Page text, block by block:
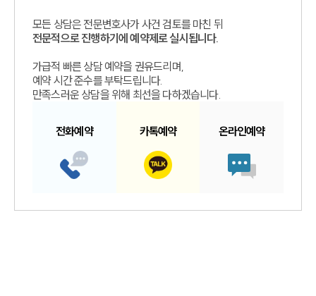
모든 상담은 전문변호사가 사건 검토를 마친 뒤
전문적으로 진행하기에 예약제로 실시됩니다.
가급적 빠른 상담 예약을 권유드리며,
예약 시간 준수를 부탁드립니다.
만족스러운 상담을 위해 최선을 다하겠습니다.
전화예약 카톡예약 온라인예약